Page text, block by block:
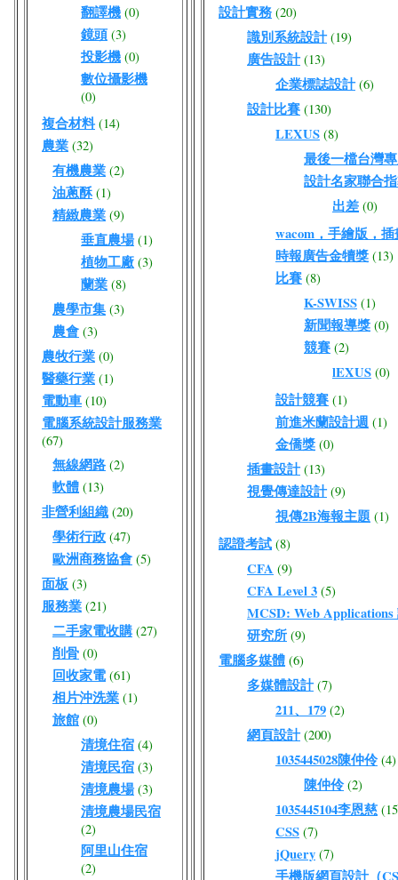
翻譯機 (0)
鏡頭 (3)
投影機 (0)
數位攝影機
(0)
複合材料 (14)
農業 (32)
有機農業 (2)
油蔥酥 (1)
精緻農業 (9)
垂直農場 (1)
植物工廠 (3)
蘭業 (8)
農學市集 (3)
農會 (3)
農牧行業 (0)
醫藥行業 (1)
電動車 (10)
電腦系統設計服務業
(67)
無線網路 (2)
軟體 (13)
非營利組織 (20)
學術行政 (47)
歐洲商務協會 (5)
面板 (3)
服務業 (21)
二手家電收購 (27)
削骨 (0)
回收家電 (61)
相片沖洗業 (1)
旅館 (0)
清境住宿 (4)
清境民宿 (3)
清境農場 (3)
清境農場民宿
(2)
阿里山住宿
(2)
設計實務 (20)
識別系統設計 (19)
廣告設計 (13)
企業標誌設計 (6)
設計比賽 (130)
LEXUS (8)
最後一檔台灣
設計名家聯合
出差 (0)
wacom，手繪版，
時報廣告金犢獎 (13)
比賽 (8)
K-SWISS (1)
新聞報導獎 (0)
競賽 (2)
lEXUS (0)
設計競賽 (1)
前進米蘭設計週 (1)
金僑獎 (0)
插畫設計 (13)
視覺傳達設計 (9)
視傳2B海報主題 (1)
認證考試 (8)
CFA (9)
CFA Level 3 (5)
MCSD: Web Applications
研究所 (9)
電腦多媒體 (6)
多媒體設計 (7)
211、179 (2)
網頁設計 (200)
1035445028陳仲伶 (4)
陳仲伶 (2)
1035445104李恩慈
CSS (7)
jQuery (7)
手機版網頁設計（